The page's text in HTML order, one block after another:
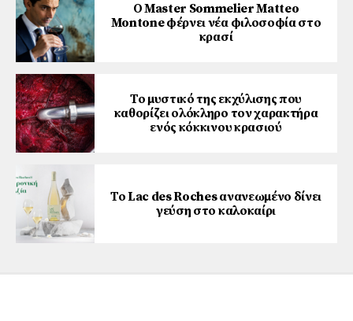
Ο Master Sommelier Matteo
Montone φέρνει νέα φιλοσοφία στο
κρασί
Το μυστικό της εκχύλισης που
καθορίζει ολόκληρο τον χαρακτήρα
ενός κόκκινου κρασιού
Το Lac des Roches ανανεωμένο δίνει
γεύση στο καλοκαίρι